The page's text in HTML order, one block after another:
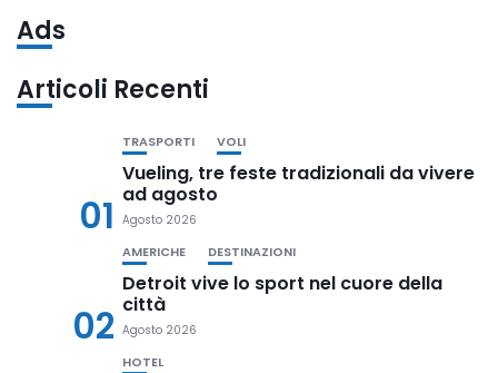
Ads
Articoli Recenti
01
TRASPORTI VOLI
Vueling, tre feste tradizionali da vivere
ad agosto
Agosto 2026
02
AMERICHE DESTINAZIONI
Detroit vive lo sport nel cuore della
città
Agosto 2026
HOTEL